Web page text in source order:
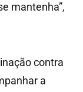
mantenha”,
contra
a